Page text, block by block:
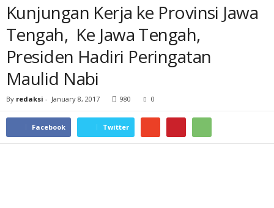
Kunjungan Kerja ke Provinsi Jawa
Tengah, Ke Jawa Tengah,
Presiden Hadiri Peringatan
Maulid Nabi
By redaksi - January 8, 2017 980 0
Facebook Twitter